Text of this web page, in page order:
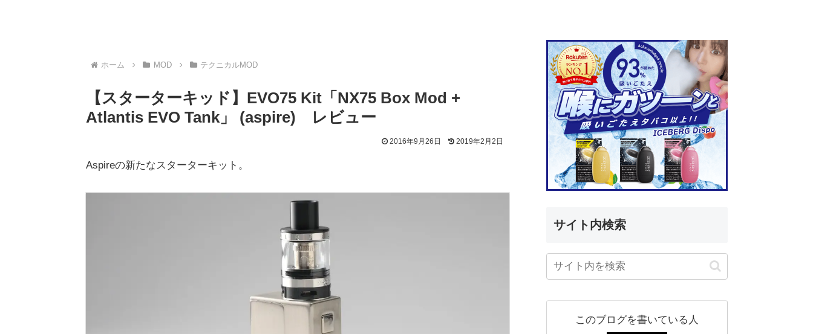
ホーム MOD テクニカルMOD
【スターターキッド】EVO75 Kit「NX75 Box Mod +
Atlantis EVO Tank」 (aspire) レビュー
2016年9月26日 2019年2月2日
Aspireの新たなスターターキット。
サイト内検索
このブログを書いている人